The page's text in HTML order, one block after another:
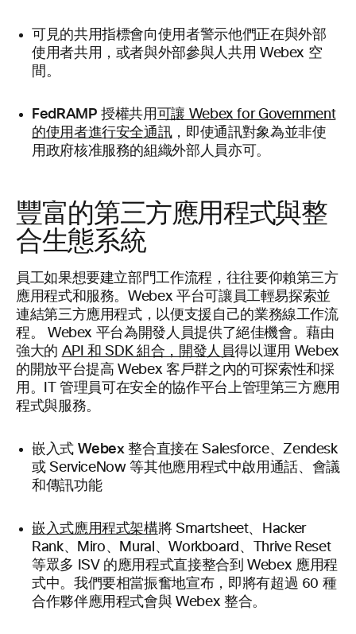
可見的共用指標會向使用者警示他們正在與外部
使用者共用，或者與外部參與人共用 Webex 空
間。
FedRAMP 授權共用可讓 Webex for Government
的使用者進行安全通訊，即使通訊對象為並非使
用政府核准服務的組織外部人員亦可。
豐富的第三方應用程式與整
合生態系統
員工如果想要建立部門工作流程，往往要仰賴第三方
應用程式和服務。Webex 平台可讓員工輕易探索並
連結第三方應用程式，以便支援自己的業務線工作流
程。 Webex 平台為開發人員提供了絕佳機會。藉由
強大的 API 和 SDK 組合，開發人員得以運用 Webex
的開放平台提高 Webex 客戶群之內的可探索性和採
用。IT 管理員可在安全的協作平台上管理第三方應用
程式與服務。
嵌入式 Webex 整合 直接在 Salesforce、Zendesk
或 ServiceNow 等其他應用程式中啟用通話、會議
和傳訊功能
嵌入式應用程式架構將 Smartsheet、Hacker
Rank、Miro、Mural、Workboard、Thrive Reset
等眾多 ISV 的應用程式直接整合到 Webex 應用程
式中。我們要相當振奮地宣布，即將有超過 60 種
合作夥伴應用程式會與 Webex 整合。